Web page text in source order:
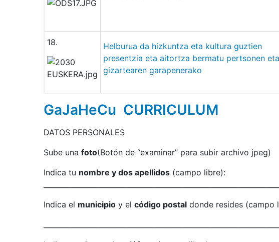
18.
Helburua da hizkuntza eta kultura guztien
presentzia eta aitortza bermatu pertsonen eta
gizartearen garapenerako
GaJaHeCu CURRICULUM
DATOS PERSONALES
Sube una foto(Botón de “examinar” para subir archivo jpeg)
Indica tu nombre y dos apellidos (campo libre):
Indica el municipio y el código postal donde resides (campo